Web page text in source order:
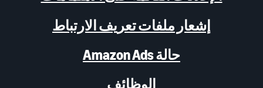
إشعار ملفات تعريف الارتباط
حالة Amazon Ads
الوظائف